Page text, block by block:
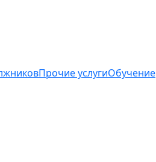
Прочие услугиОбучение